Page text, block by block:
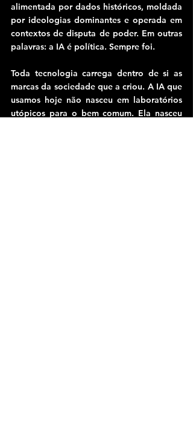
alimentada por dados históricos, moldada
por ideologias dominantes e operada em
contextos de disputa de poder. Em outras
palavras: a IA é política. Sempre foi.
Toda tecnologia carrega dentro de si as
marcas da sociedade que a criou. A IA que
usamos hoje não nasceu em laboratórios
utópicos para o bem comum. Ela nasceu